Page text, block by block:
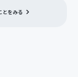
とをみる